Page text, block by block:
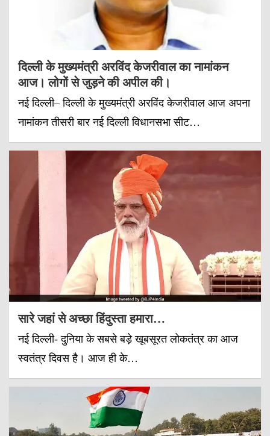
दिल्ली के मुख्यमंत्री अरविंद केजरीवाल का नामांकन
आज। लोगों से जुड़ने की अपील की।
नई दिल्ली– दिल्ली के मुख्यमंत्री अरविंद केजरीवाल आज अपना
नामांकन तीसरी बार नई दिल्ली विधानसभा सीट…
सारे जहां से अच्छा हिंदुस्ता हमारा…
नई दिल्ली- दुनिया के सबसे बड़े खूबसूरत लोकतंत्र का आज
स्वतंत्र दिवस है। आज ही के…